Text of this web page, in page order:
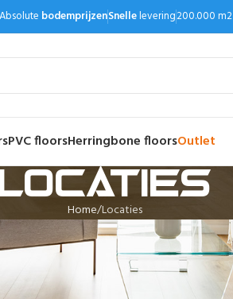
Absolute bodemprijzenSnellelevering200.000 m2
PVC floorsHerringbone floorsOutlet
Locaties
Home Locaties